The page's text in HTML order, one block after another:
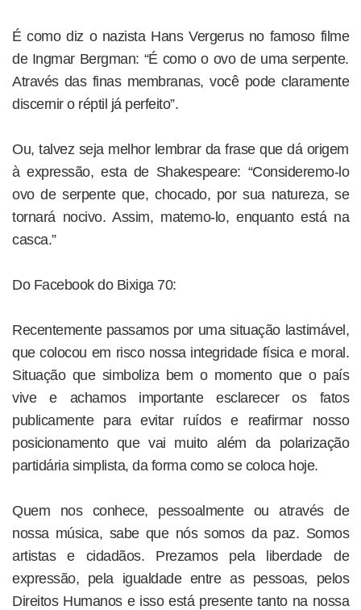
É como diz o nazista Hans Vergerus no famoso filme
de Ingmar Bergman: “É como o ovo de uma serpente.
Através das finas membranas, você pode claramente
discernir o réptil já perfeito”.
Ou, talvez seja melhor lembrar da frase que dá origem
à expressão, esta de Shakespeare: “Consideremo-lo
ovo de serpente que, chocado, por sua natureza, se
tornará nocivo. Assim, matemo-lo, enquanto está na
casca.”
Do Facebook do Bixiga 70:
Recentemente passamos por uma situação lastimável,
que colocou em risco nossa integridade física e moral.
Situação que simboliza bem o momento que o país
vive e achamos importante esclarecer os fatos
publicamente para evitar ruídos e reafirmar nosso
posicionamento que vai muito além da polarização
partidária simplista, da forma como se coloca hoje.
Quem nos conhece, pessoalmente ou através de
nossa música, sabe que nós somos da paz. Somos
artistas e cidadãos. Prezamos pela liberdade de
expressão, pela igualdade entre as pessoas, pelos
Direitos Humanos e isso está presente tanto na nossa